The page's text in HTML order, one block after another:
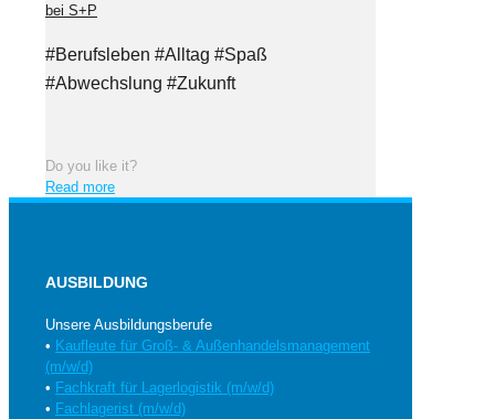
bei S+P
#Berufsleben #Alltag #Spaß
#Abwechslung #Zukunft
Do you like it?
Read more
AUSBILDUNG
Unsere Ausbildungsberufe
• Kaufleute für Groß- & Außenhandelsmanagement
(m/w/d)
• Fachkraft für Lagerlogistik (m/w/d)
• Fachlagerist (m/w/d)